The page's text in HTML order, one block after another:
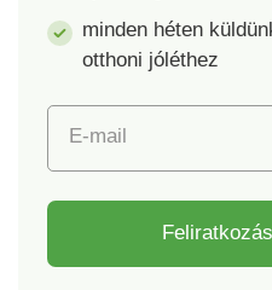
minden héten
otthoni jóléthez
E-mail